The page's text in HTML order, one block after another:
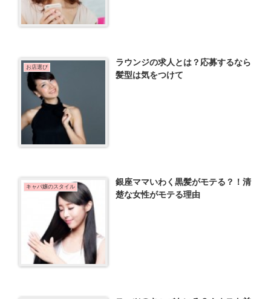
お店選び
ラウンジの求人とは？応募するなら
髪型は気をつけて
キャバ嬢のスタイル
銀座ママいわく黒髪がモテる？！清
楚な女性がモテる理由